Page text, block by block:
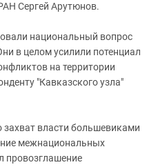
Сергей Арутюнов.
национальный вопрос
в целом усилили потенциал
на территории
"Кавказского узла"
захват власти большевиками
межнациональных
провозглашение